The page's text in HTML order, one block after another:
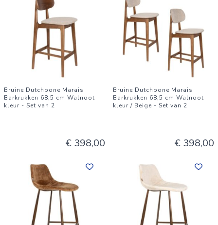
Bruine Dutchbone Marais
Barkrukken 68,5 cm Walnoot
kleur - Set van 2
€ 398,00
Bruine Dutchbone Marais
Barkrukken 68,5 cm Walnoot
kleur / Beige - Set van 2
€ 398,00